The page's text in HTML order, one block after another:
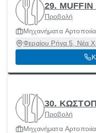
29.
Προβολή
Μηχανήματα
Φεραίου Ρήγα 5, Νέα
30.
Προβολή
Μηχανήματα